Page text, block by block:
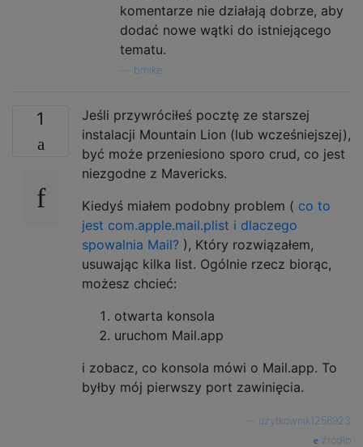
komentarze nie działają dobrze, aby
dodać nowe wątki do istniejącego
tematu.
bmike
1
Jeśli przywróciłeś pocztę ze starszej
instalacji Mountain Lion (lub wcześniejszej),
być może przeniesiono sporo crud, co jest
niezgodne z Mavericks.
Kiedyś miałem podobny problem ( co to
jest com.apple.mail.plist i dlaczego
spowalnia Mail? ), Który rozwiązałem,
usuwając kilka list. Ogólnie rzecz biorąc,
możesz chcieć:
otwarta konsola
uruchom Mail.app
i zobacz, co konsola mówi o Mail.app. To
byłby mój pierwszy port zawinięcia.
użytkownik1256923
źródło